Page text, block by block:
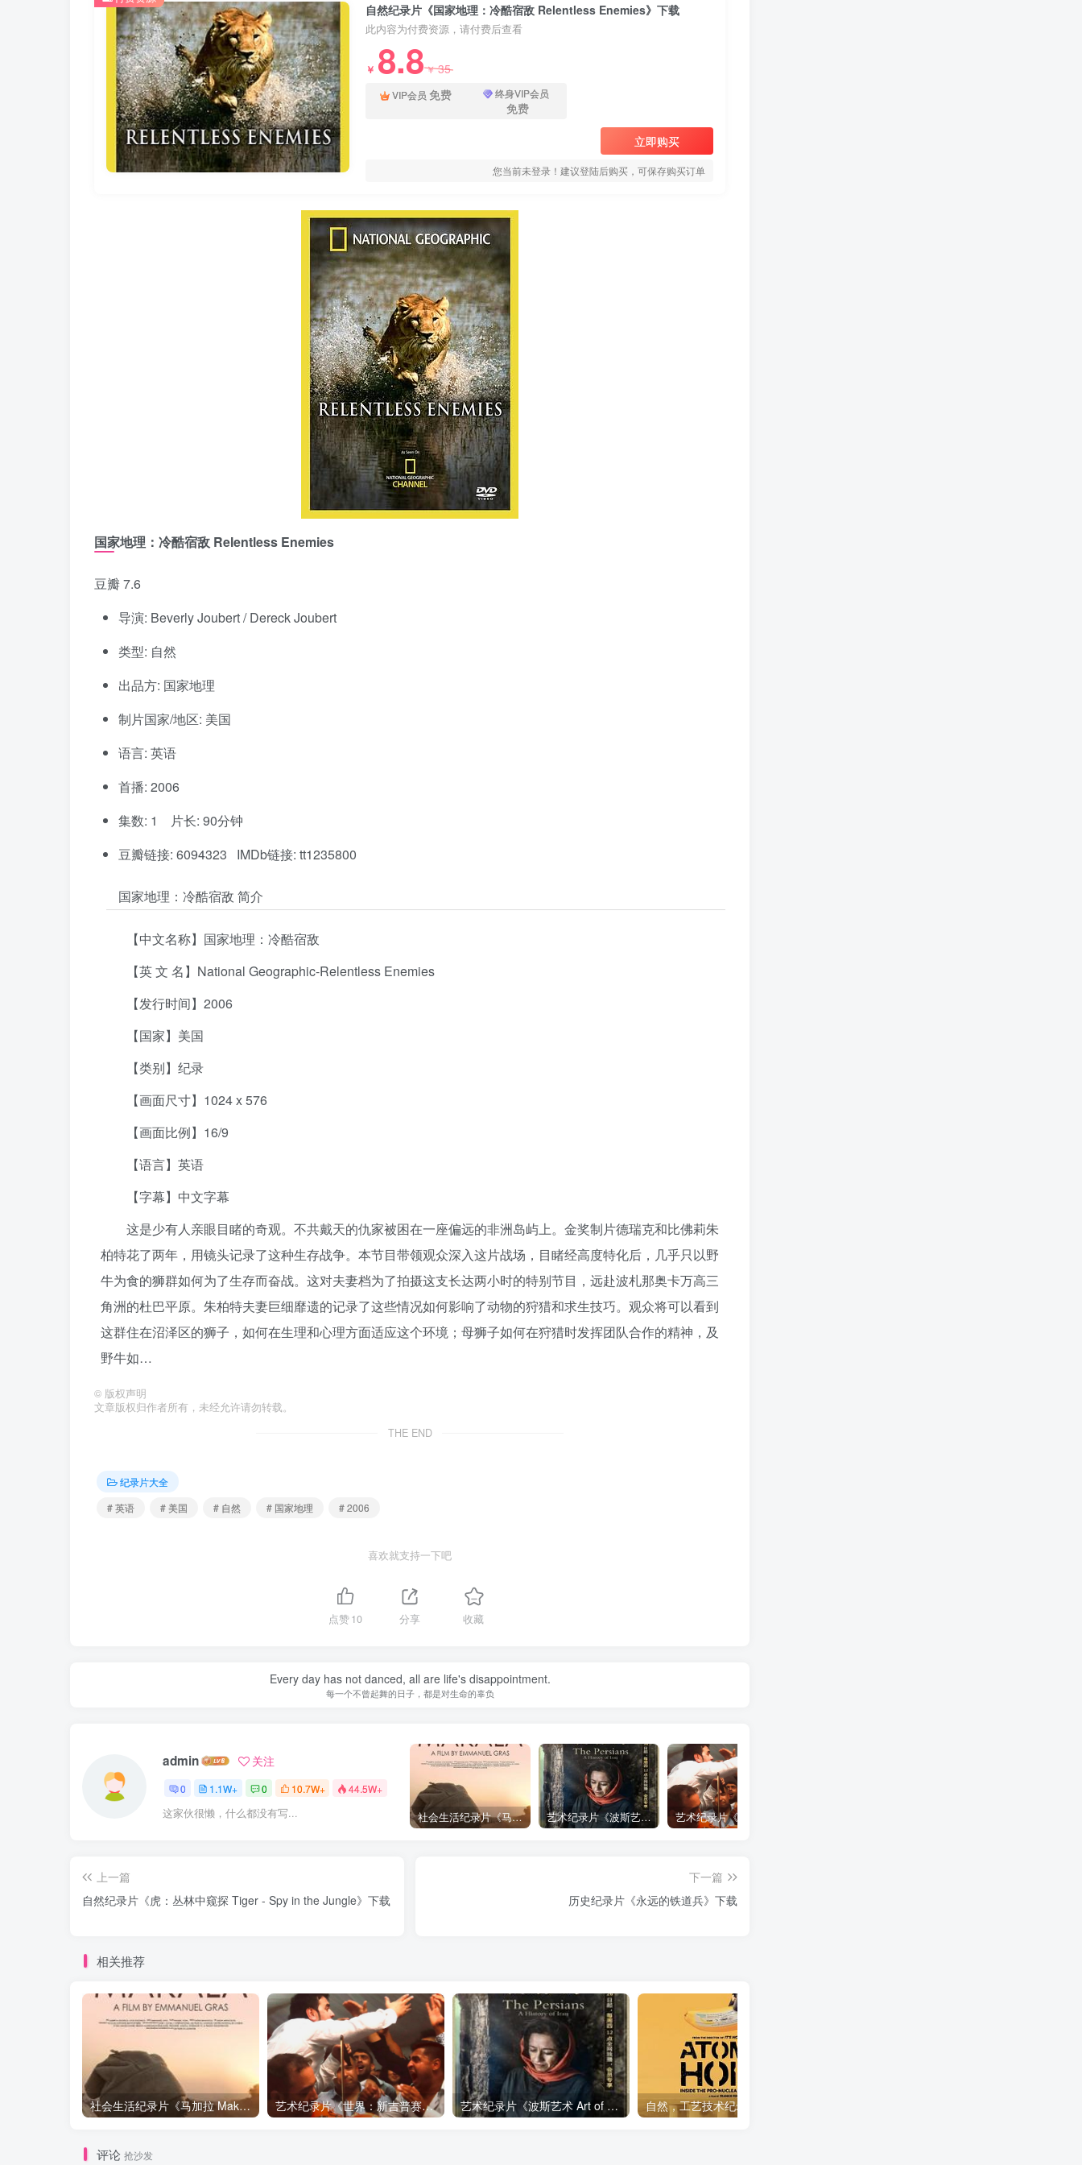
自然纪录片《国家地理：冷酷宿敌 Relentless Enemies》下载
此内容为付费资源，请付费后查看
￥ 8.8￥35
VIP会员 免费 终身VIP会员
免费
立即购买
您当前未登录！建议登陆后购买，可保存购买订单
国家地理：冷酷宿敌 Relentless Enemies
豆瓣 7.6
导演: Beverly Joubert / Dereck Joubert
类型: 自然
出品方: 国家地理
制片国家/地区: 美国
语言: 英语
首播: 2006
集数: 1 片长: 90分钟
豆瓣链接: 6094323 IMDb链接: tt1235800
国家地理：冷酷宿敌 简介
【中文名称】国家地理：冷酷宿敌
【英 文 名】National Geographic-Relentless Enemies
【发行时间】2006
【国家】美国
【类别】纪录
【画面尺寸】1024 x 576
【画面比例】16/9
【语言】英语
【字幕】中文字幕
这是少有人亲眼目睹的奇观。不共戴天的仇家被困在一座偏远的非洲岛屿上。金奖制片德瑞克和比佛莉朱
柏特花了两年，用镜头记录了这种生存战争。本节目带领观众深入这片战场，目睹经高度特化后，几乎只以野
牛为食的狮群如何为了生存而奋战。这对夫妻档为了拍摄这支长达两小时的特别节目，远赴波札那奥卡万高三
角洲的杜巴平原。朱柏特夫妻巨细靡遗的记录了这些情况如何影响了动物的狩猎和求生技巧。观众将可以看到
这群住在沼泽区的狮子，如何在生理和心理方面适应这个环境；母狮子如何在狩猎时发挥团队合作的精神，及
野牛如…
© 版权声明
文章版权归作者所有，未经允许请勿转载。
THE END
纪录片大全
# 英语
# 美国 # 自然 # 国家地理 # 2006
喜欢就支持一下吧
点赞10 分享 收藏
Every day has not danced, all are life's disappointment.
每一个不曾起舞的日子，都是对生命的辜负
admin 关注
0 1.1W+ 0 10.7W+ 44.5W+
这家伙很懒，什么都没有写... 社会生活纪录片《马加拉 Makala》下载 艺术纪录片《波斯艺术 Art of Persia》下载
上一篇
自然纪录片《虎：丛林中窥探 Tiger - Spy in the Jungle》下载
下一篇
历史纪录片《永远的铁道兵》下载
相关推荐
社会生活纪录片《马加拉 Makala》下载 艺术纪录片《世界：新吉普赛之王 This World: The New Gypsy Kings》下载 艺术纪录片《波斯艺术 Art of Persia》下载
评论 抢沙发